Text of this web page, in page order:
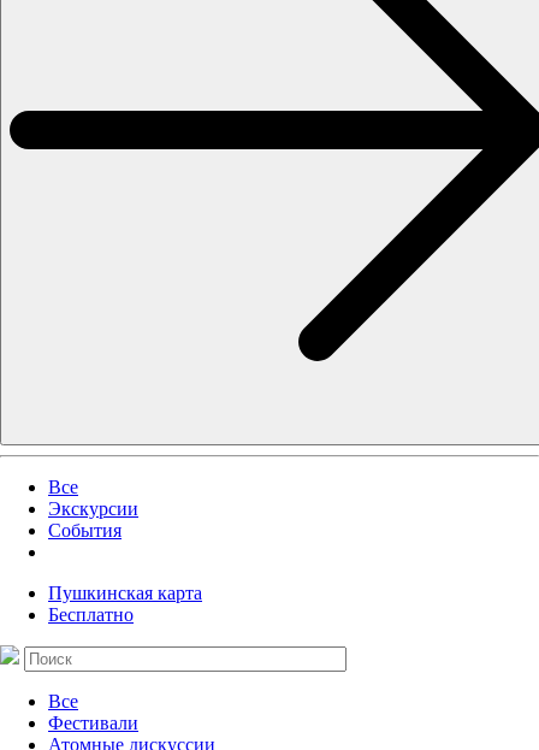
Все
Экскурсии
События
Пушкинская карта
Бесплатно
Все
Фестивали
Атомные дискуссии